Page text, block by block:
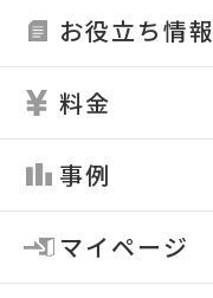
お役立ち情報
料金
事例
マイページ